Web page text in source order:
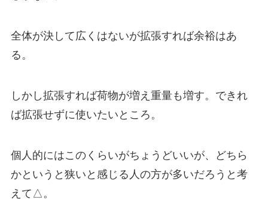
全体が決して広くはないが拡張すれば余裕はあ
る。
しかし拡張すれば荷物が増え重量も増す。できれ
ば拡張せずに使いたいところ。
個人的にはこのくらいがちょうどいいが、どちら
かというと狭いと感じる人の方が多いだろうと考
えて△。